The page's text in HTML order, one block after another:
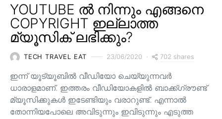
YOUTUBE ൽ നിന്നും എങ്ങനെ
COPYRIGHT ഇല്ലാത്ത
മ്യൂസിക് ലഭിക്കും?
TECH TRAVEL EAT 23/06/2020 702 shares
ഇന്ന് യൂട്യൂബിൽ വീഡിയോ ചെയ്യുന്നവർ
ധാരാളമാണ്. ഇത്തരം വീഡിയോകളിൽ ബാക്ക്ഗ്രൗണ്ട്
മ്യൂസിക്കുകൾ ഇടേണ്ടിയും വരാറുണ്ട്. എന്നാൽ
തോന്നിയപോലെ അവിടുന്നും ഇവിടുന്നും എടുത്ത